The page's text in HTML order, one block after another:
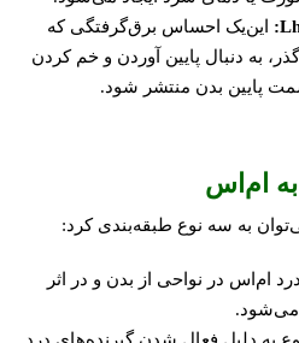
: این‌یک احساس برق‌گرفتگی که
به دنبال پایین آوردن و خم کردن
پایین بدن منتشر شود.
به ام‌اس
به سه نوع طبقه‌بندی کرد:
ام‌اس در نواحی از بدن و در اثر
می‌شود.